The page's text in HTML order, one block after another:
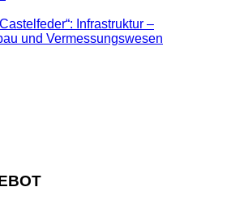
Infrastruktur –
und Vermessungswesen